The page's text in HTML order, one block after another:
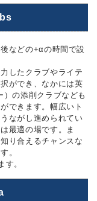
などの+αの時間で設
したクラブやライテ
ができ、なかには英
の添削クラブなども
できます。幅広いト
ながし進められてい
最適の場です。ま
り合えるチャンスな
。
す。